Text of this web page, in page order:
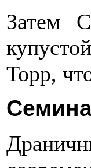
Затем
Торр,